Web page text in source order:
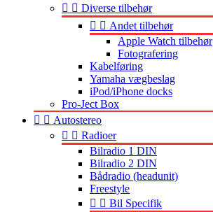
  Diverse tilbehør
  Andet tilbehør
Apple Watch tilbehør
Fotografering
Kabelføring
Yamaha vægbeslag
iPod/iPhone docks
Pro-Ject Box
  Autostereo
  Radioer
Bilradio 1 DIN
Bilradio 2 DIN
Bådradio (headunit)
Freestyle
  Bil Specifik